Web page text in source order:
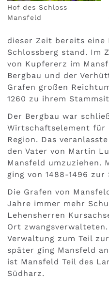
Hof des Schloss
Mansfeld
dieser Zeit bereits eine
Schlossberg stand. Im
von Kupfererz im
Bergbau und der
Grafen großen
1260 zu ihrem
Der Bergbau war
Wirtschaftselement für
Region. Das
den Vater von Martin
Mansfeld umzuziehen.
ging von 1488-1496
Die Grafen von
Jahre immer mehr
Lehensherren
Ort
Verwaltung zum Teil
später ging Mansfeld
ist Mansfeld Teil des
Südharz.